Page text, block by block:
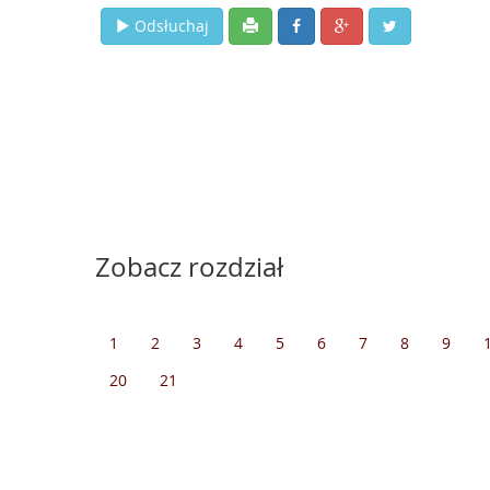
Odsłuchaj
Zobacz rozdział
1 2 3 4 5 6 7 8 9
20
21